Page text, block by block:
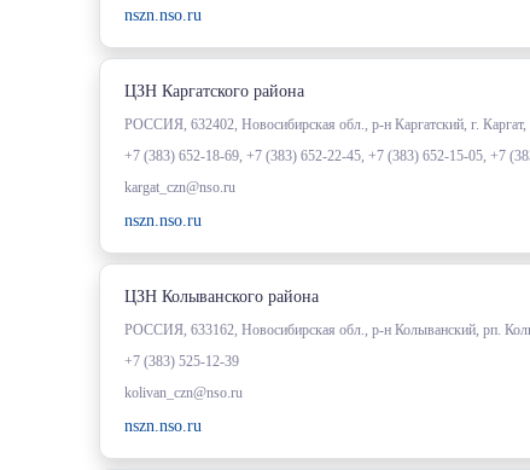
nszn.nso.ru
ЦЗН Каргатского района
РОССИЯ, 632402, Новосибирская обл., р-н Каргатский, г. Каргат,
+7 (383) 652-18-69, +7 (383) 652-22-45, +7 (383) 652-15-05, +7
kargat_czn@nso.ru
nszn.nso.ru
ЦЗН Колыванского района
РОССИЯ, 633162, Новосибирская обл., р-н Колыванский, рп.
+7 (383) 525-12-39
kolivan_czn@nso.ru
nszn.nso.ru